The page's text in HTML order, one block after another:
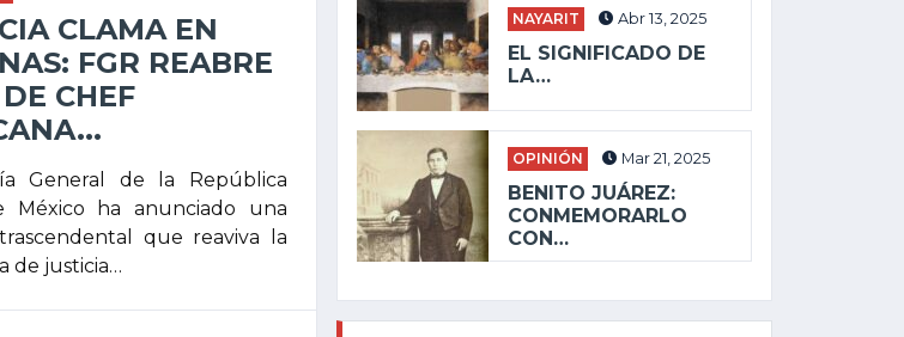
CLAMA EN
FGR REABRE
CHEF
General de la República
México ha anunciado una
que reaviva la
de justicia…
NAYARIT Abr 13, 2025
EL SIGNIFICADO DE
LA…
OPINIÓN Mar 21, 2025
BENITO JUÁREZ:
CONMEMORARLO
CON…